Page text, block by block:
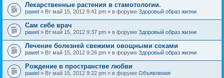
Лекарственные растения в стамотологии.
pawel » Вт май 15, 2012 9:41 pm » в форуме Здоровый образ жизни
Сам себе врач
pawel » Вт май 15, 2012 9:37 pm » в форуме Здоровый образ жизни
Лечение болезней свежими овощными соками
pawel » Вт май 15, 2012 9:26 pm » в форуме Здоровый образ жизни
Рождение в пространстве любви
pawel » Вт май 15, 2012 9:22 pm » в форуме Объявления